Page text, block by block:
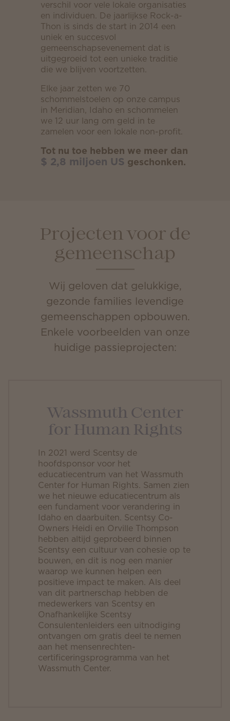
verschil voor vele lokale organisaties
en individuen. De jaarlijkse Rock-a-
Thon is sinds de start in 2014 een
uniek en succesvol
gemeenschapsevenement dat is
uitgegroeid tot een unieke traditie
die we blijven voortzetten.
Elke jaar zetten we 70
schommelstoelen op onze campus
in Meridian, Idaho en schommelen
we 12 uur lang om geld in te
zamelen voor een lokale non-profit.
Tot nu toe hebben we meer dan
$ 2,8 miljoen US geschonken.
Projecten voor de
gemeenschap
Wij geloven dat gelukkige,
gezonde families levendige
gemeenschappen opbouwen.
Enkele voorbeelden van onze
huidige passieprojecten:
Wassmuth Center
for Human Rights
In 2021 werd Scentsy de
hoofdsponsor voor het
educatiecentrum van het Wassmuth
Center for Human Rights. Samen zien
we het nieuwe educatiecentrum als
een fundament voor verandering in
Idaho en daarbuiten. Scentsy Co-
Owners Heidi en Orville Thompson
hebben altijd geprobeerd binnen
Scentsy een cultuur van cohesie op te
bouwen, en dit is nog een manier
waarop we kunnen helpen een
positieve impact te maken. Als deel
van dit partnerschap hebben de
medewerkers van Scentsy en
Onafhankelijke Scentsy
Consulentenleiders een uitnodiging
ontvangen om gratis deel te nemen
aan het mensenrechten-
certificeringsprogramma van het
Wassmuth Center.